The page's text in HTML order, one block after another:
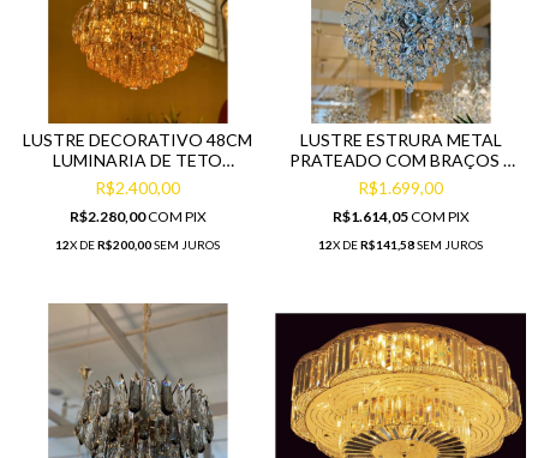
LUSTRE DECORATIVO 48CM
LUMINARIA DE TETO
BELISSIMO
R$2.400,00
R$2.280,00COM PIX
12X DER$200,00SEM JUROS
LUSTRE ESTRURA METAL
PRATEADO COM BRAÇOS E
PINGENTES
R$1.699,00
R$1.614,05COM PIX
12X DER$141,58SEM JUROS